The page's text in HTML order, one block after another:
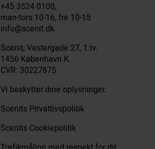
+45 3524 0100,
man-tors 10-16, fre 10-15
info@scenit.dk
Scenit, Vestergade 27, 1.tv.
1456 København K.
CVR: 30227875
Vi beskytter dine oplysninger.
Scenits Privatlivspolitik
Scenits Cookiepolitik